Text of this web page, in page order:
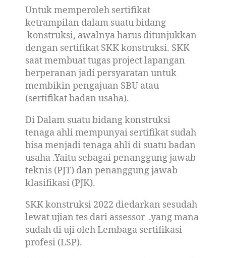
Untuk memperoleh sertifikat
ketrampilan dalam suatu bidang
konstruksi, awalnya harus ditunjukkan
dengan sertifikat SKK konstruksi. SKK
saat membuat tugas project lapangan
berperanan jadi persyaratan untuk
membikin pengajuan SBU atau
(sertifikat badan usaha).
Di Dalam suatu bidang konstruksi
tenaga ahli mempunyai sertifikat sudah
bisa menjadi tenaga ahli di suatu badan
usaha .Yaitu sebagai penanggung jawab
teknis (PJT) dan penanggung jawab
klasifikasi (PJK).
SKK konstruksi 2022 diedarkan sesudah
lewat ujian tes dari assessor .yang mana
sudah di uji oleh Lembaga sertifikasi
profesi (LSP).